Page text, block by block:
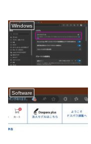
Windows
Software